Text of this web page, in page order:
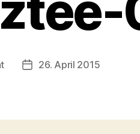
Beitragsdatum
26. April 2015